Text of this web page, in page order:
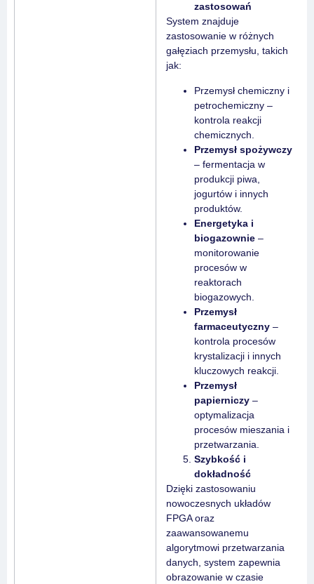
zastosowań
System znajduje
zastosowanie w różnych
gałęziach przemysłu, takich
jak:
Przemysł chemiczny i
petrochemiczny –
kontrola reakcji
chemicznych.
Przemysł spożywczy
– fermentacja w
produkcji piwa,
jogurtów i innych
produktów.
Energetyka i
biogazownie–
monitorowanie
procesów w
reaktorach
biogazowych.
Przemysł
farmaceutyczny–
kontrola procesów
krystalizacji i innych
kluczowych reakcji.
Przemysł
papierniczy–
optymalizacja
procesów mieszania i
przetwarzania.
Szybkość i
dokładność
Dzięki zastosowaniu
nowoczesnych układów
FPGA oraz
zaawansowanemu
algorytmowi przetwarzania
danych, system zapewnia
obrazowanie w czasie